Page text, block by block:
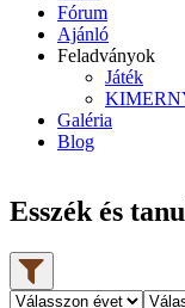
Fórum
Ajánló
Feladványok
Játék
Galéria
Blog
Esszék és
